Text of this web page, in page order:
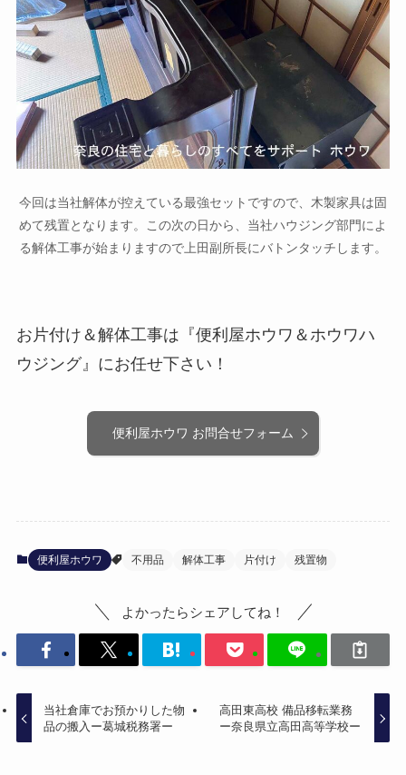
今回は当社解体が控えている最強セットですので、木製家具は固
めて残置となります。この次の日から、当社ハウジング部門によ
る解体工事が始まりますので上田副所長にバトンタッチします。
お片付け＆解体工事は『便利屋ホウワ＆ホウワハ
ウジング』にお任せ下さい！
便利屋ホウワ お問合せフォーム
便利屋ホウワ 不用品 解体工事 片付け 残置物
よかったらシェアしてね！
当社倉庫でお預かりした物
品の搬入ー葛城税務署ー
高田東高校 備品移転業務
ー奈良県立高田高等学校ー